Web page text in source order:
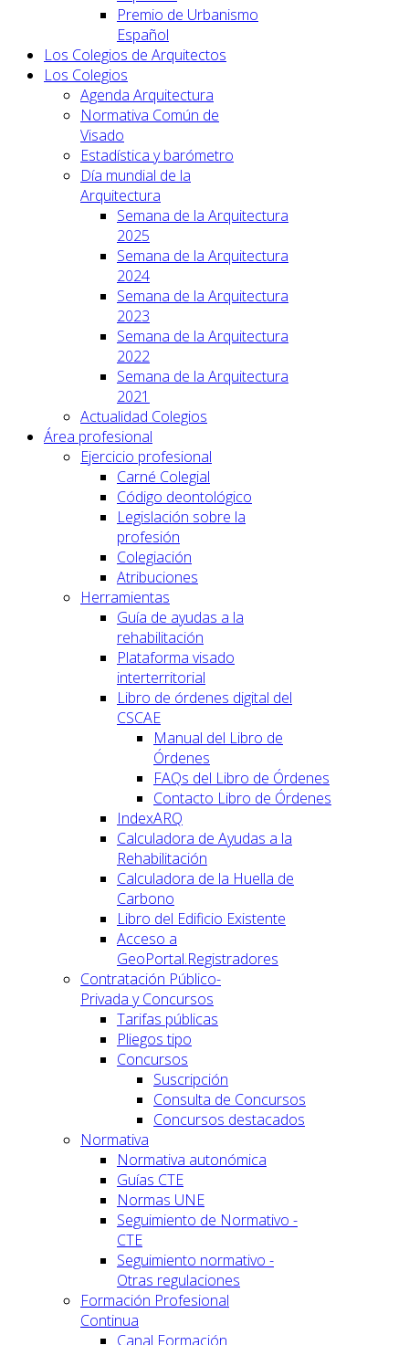
Premio de Urbanismo
Español
Los Colegios de Arquitectos
Los Colegios
Agenda Arquitectura
Normativa Común de
Visado
Estadística y barómetro
Día mundial de la
Arquitectura
Semana de la Arquitectura
2025
Semana de la Arquitectura
2024
Semana de la Arquitectura
2023
Semana de la Arquitectura
2022
Semana de la Arquitectura
2021
Actualidad Colegios
Área profesional
Ejercicio profesional
Carné Colegial
Código deontológico
Legislación sobre la
profesión
Colegiación
Atribuciones
Herramientas
Guía de ayudas a la
rehabilitación
Plataforma visado
interterritorial
Libro de órdenes digital del
CSCAE
Manual del Libro de
Órdenes
FAQs del Libro de Órdenes
Contacto Libro de Órdenes
IndexARQ
Calculadora de Ayudas a la
Rehabilitación
Calculadora de la Huella de
Carbono
Libro del Edificio Existente
Acceso a
GeoPortal.Registradores
Contratación Público-
Privada y Concursos
Tarifas públicas
Pliegos tipo
Concursos
Suscripción
Consulta de Concursos
Concursos destacados
Normativa
Normativa autonómica
Guías CTE
Normas UNE
Seguimiento de Normativo -
CTE
Seguimiento normativo -
Otras regulaciones
Formación Profesional
Continua
Canal Formación